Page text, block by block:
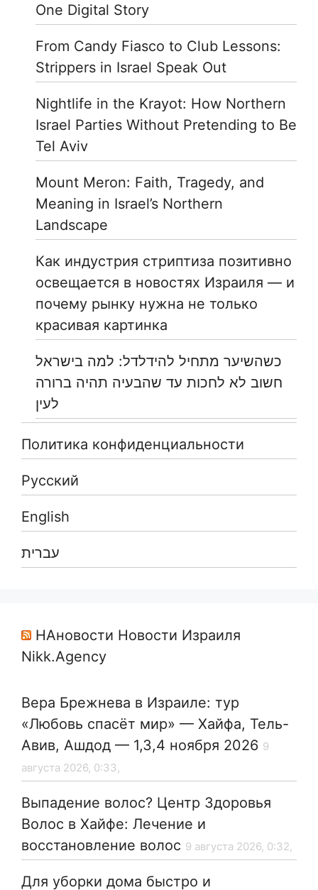
One Digital Story
From Candy Fiasco to Club Lessons:
Strippers in Israel Speak Out
Nightlife in the Krayot: How Northern
Israel Parties Without Pretending to Be
Tel Aviv
Mount Meron: Faith, Tragedy, and
Meaning in Israel’s Northern
Landscape
Как индустрия стриптиза позитивно
освещается в новостях Израиля — и
почему рынку нужна не только
красивая картинка
כשהשיער מתחיל להידלדל: למה בישראל
חשוב לא לחכות עד שהבעיה תהיה ברורה
לעין
Политика конфиденциальности
Русский
English
עברית
НАновости Новости Израиля
Nikk.Agency
Вера Брежнева в Израиле: тур
«Любовь спасёт мир» — Хайфа, Тель-
Авив, Ашдод — 1,3,4 ноября 2026 9
августа 2026, 0:33,
Выпадение волос? Центр Здоровья
Волос в Хайфе: Лечение и
восстановление волос 9 августа 2026, 0:32,
Для уборки дома быстро и